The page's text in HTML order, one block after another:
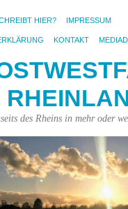
HIER? IMPRESSUM
KONTAKT
des Rheins in mehr oder